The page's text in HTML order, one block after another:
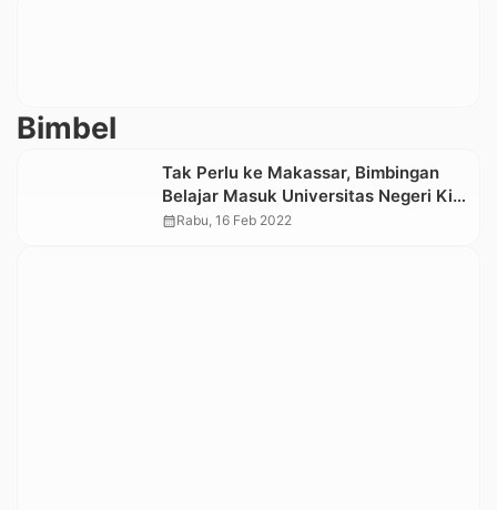
Bimbel
Tak Perlu ke Makassar, Bimbingan
Belajar Masuk Universitas Negeri Kini
Hadir di Toraja Utara
calendar_monthRabu, 16 Feb 2022